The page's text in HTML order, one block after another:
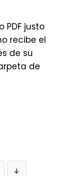
PDF justo
recibe el
de su
de